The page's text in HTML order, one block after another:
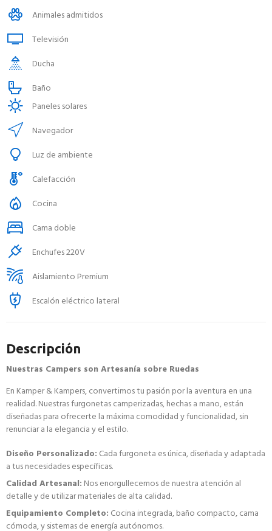
Animales admitidos
Televisión
Ducha
Baño
Paneles solares
Navegador
Luz de ambiente
Calefacción
Cocina
Cama doble
Enchufes 220V
Aislamiento Premium
Escalón eléctrico lateral
Descripción
Nuestras Campers son Artesanía sobre Ruedas
En Kamper & Kampers, convertimos tu pasión por la aventura en una
realidad. Nuestras furgonetas camperizadas, hechas a mano, están
diseñadas para ofrecerte la máxima comodidad y funcionalidad, sin
renunciar a la elegancia y el estilo.
Diseño Personalizado: Cada furgoneta es única, diseñada y adaptada
a tus necesidades específicas.
Calidad Artesanal: Nos enorgullecemos de nuestra atención al
detalle y de utilizar materiales de alta calidad.
Equipamiento Completo: Cocina integrada, baño compacto, cama
cómoda, y sistemas de energía autónomos.